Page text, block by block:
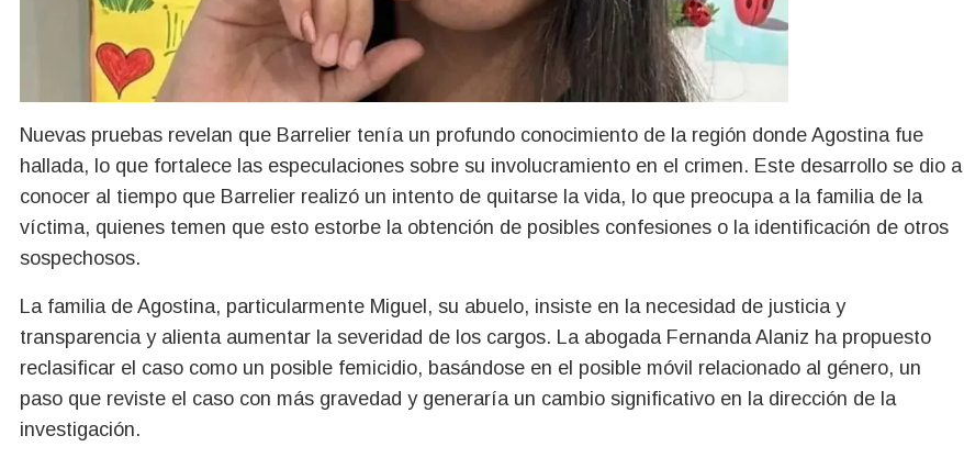
Nuevas pruebas revelan que Barrelier tenía un profundo conocimiento de la región donde Agostina fue
hallada, lo que fortalece las especulaciones sobre su involucramiento en el crimen. Este desarrollo se dio a
conocer al tiempo que Barrelier realizó un intento de quitarse la vida, lo que preocupa a la familia de la
víctima, quienes temen que esto estorbe la obtención de posibles confesiones o la identificación de otros
sospechosos.
La familia de Agostina, particularmente Miguel, su abuelo, insiste en la necesidad de justicia y
transparencia y alienta aumentar la severidad de los cargos. La abogada Fernanda Alaniz ha propuesto
reclasificar el caso como un posible femicidio, basándose en el posible móvil relacionado al género, un
paso que reviste el caso con más gravedad y generaría un cambio significativo en la dirección de la
investigación.